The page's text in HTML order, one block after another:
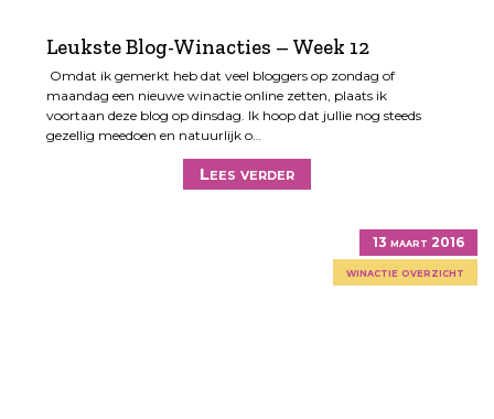
Leukste Blog-Winacties – Week 12
Omdat ik gemerkt heb dat veel bloggers op zondag of
maandag een nieuwe winactie online zetten, plaats ik
voortaan deze blog op dinsdag. Ik hoop dat jullie nog steeds
gezellig meedoen en natuurlijk o…
Lees verder
13 maart 2016
winactie overzicht